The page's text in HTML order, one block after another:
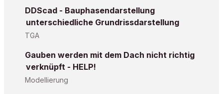
DDScad - Bauphasendarstellung
unterschiedliche Grundrissdarstellung
TGA
Gauben werden mit dem Dach nicht richtig
verknüpft - HELP!
Modellierung